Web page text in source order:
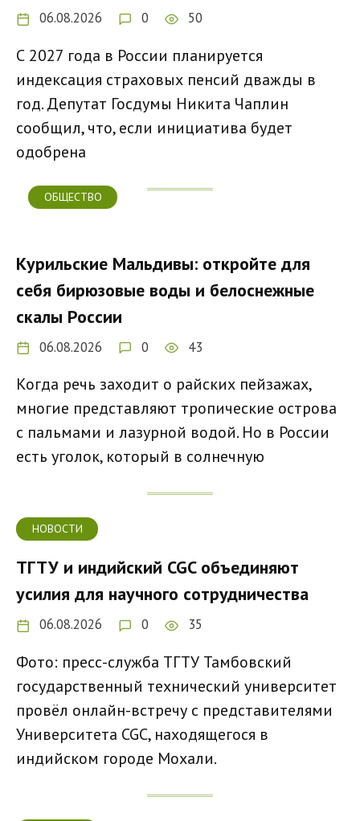
06.08.2026 0 50
С 2027 года в России планируется
индексация страховых пенсий дважды в
год. Депутат Госдумы Никита Чаплин
сообщил, что, если инициатива будет
одобрена
ОБЩЕСТВО
Курильские Мальдивы: откройте для
себя бирюзовые воды и белоснежные
скалы России
06.08.2026 0 43
Когда речь заходит о райских пейзажах,
многие представляют тропические острова
с пальмами и лазурной водой. Но в России
есть уголок, который в солнечную
НОВОСТИ
ТГТУ и индийский CGC объединяют
усилия для научного сотрудничества
06.08.2026 0 35
Фото: пресс-служба ТГТУ Тамбовский
государственный технический университет
провёл онлайн-встречу с представителями
Университета CGC, находящегося в
индийском городе Мохали.